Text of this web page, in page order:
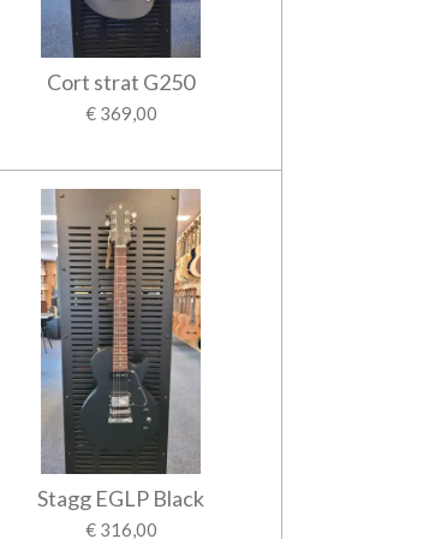
Cort strat G250
€ 369,00
Stagg EGLP Black
€ 316,00